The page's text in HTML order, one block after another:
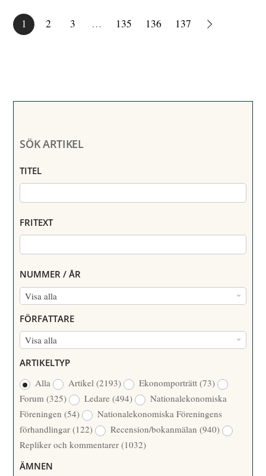
1 2 3 … 135 136 137
SÖK ARTIKEL
TITEL
FRITEXT
NUMMER / ÅR
Visa alla
N
M
M
/
Å
R
FÖRFATTARE
Visa alla
R
F
A
T
T
A
R
ARTIKELTYP
Alla
Artikel(2193) Ekonomporträtt(73)
Forum(325) Ledare(494)
Nationalekonomiska
Föreningen(54)
Nationalekonomiska Föreningens
förhandlingar(122) Recension/bokanmälan(940)
Repliker och kommentarer(1032)
ÄMNEN